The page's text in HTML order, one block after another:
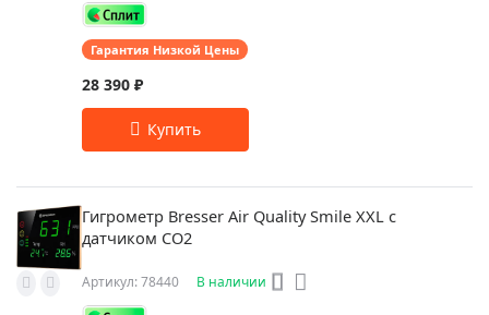
28 390 ₽
Гарантия Низкой Цены
Гигрометр Bresser Air Quality Smile XXL с
датчиком CO2
Артикул: 78440 В наличии